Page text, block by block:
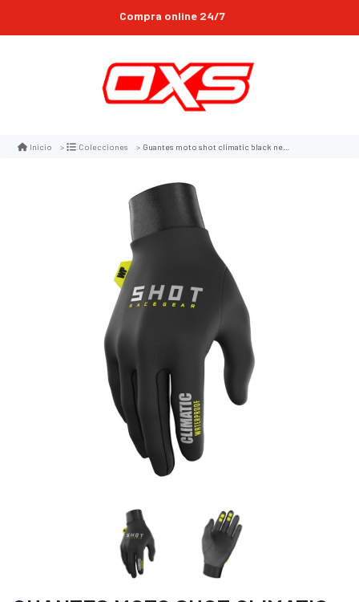
Despachos gratis en la Region metropolitana*
Inicio Colecciones Guantes moto shot climatic black neon yellow invierno impermeables motocross enduro